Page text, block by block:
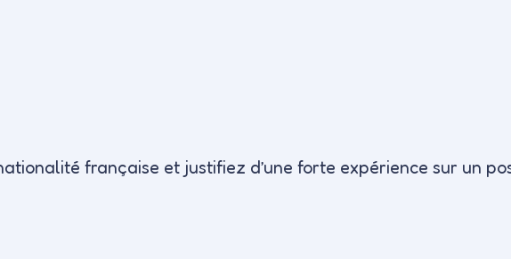
française et justifiez d’une forte expérience sur un